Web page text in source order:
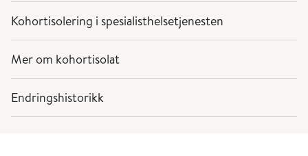
Kohortisolering i spesialisthelsetjenesten
Mer om kohortisolat
Endringshistorikk